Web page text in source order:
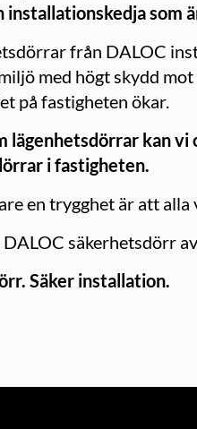
installationskedja som
från DALOC
med högt skydd
på fastigheten ökar.
lägenhetsdörrar kan
i fastigheten.
en trygghet är att
säkerhetsdörr
Säker installation.